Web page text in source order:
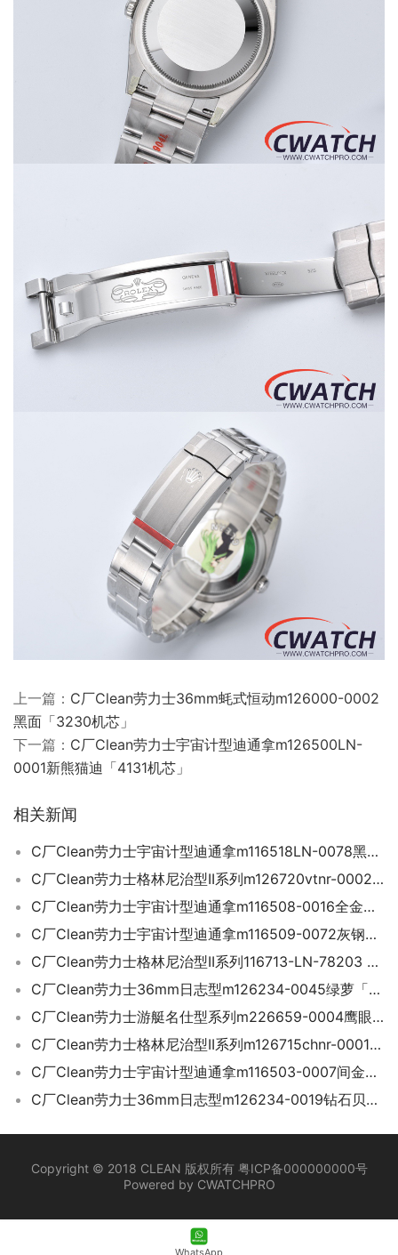
上一篇： C厂Clean劳力士36mm蚝式恒动m126000-0002
黑面「3230机芯」
下一篇： C厂Clean劳力士宇宙计型迪通拿m126500LN-
0001新熊猫迪「4131机芯」
相关新闻
C厂Clean劳力士宇宙计型迪通拿m116518LN-0078黑金钻迪「4130机芯」
C厂Clean劳力士格林尼治型II系列m126720vtnr-0002左撇子雪碧圈
C厂Clean劳力士宇宙计型迪通拿m116508-0016全金迪「4130机芯」
C厂Clean劳力士宇宙计型迪通拿m116509-0072灰钢迪「4130机芯」
C厂Clean劳力士格林尼治型II系列116713-LN-78203 间金款
C厂Clean劳力士36mm日志型m126234-0045绿萝「3235机芯」
C厂Clean劳力士游艇名仕型系列m226659-0004鹰眼白金游艇42mm
C厂Clean劳力士格林尼治型II系列m126715chnr-0001 全玫金款
C厂Clean劳力士宇宙计型迪通拿m116503-0007间金迪「4130机芯」
C厂Clean劳力士36mm日志型m126234-0019钻石贝母面「3235机芯」
Copyright © 2018 CLEAN 版权所有 粤ICP备000000000号
Powered by CWATCHPRO
WhatsApp